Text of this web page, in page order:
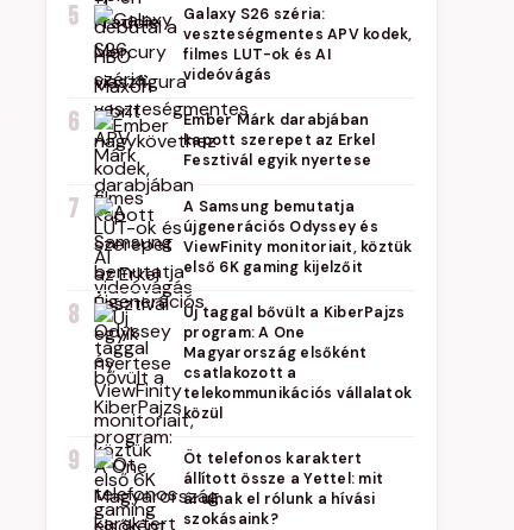
5
Galaxy S26 széria:
veszteségmentes APV kodek,
filmes LUT-ok és AI
videóvágás
6
Ember Márk darabjában
kapott szerepet az Erkel
Fesztivál egyik nyertese
7
A Samsung bemutatja
újgenerációs Odyssey és
ViewFinity monitoriait, köztük
első 6K gaming kijelzőit
8
Új taggal bővült a KiberPajzs
program: A One
Magyarország elsőként
csatlakozott a
telekommunikációs vállalatok
közül
9
Öt telefonos karaktert
állított össze a Yettel: mit
árulnak el rólunk a hívási
szokásaink?